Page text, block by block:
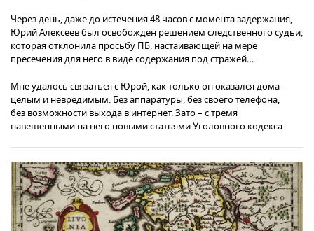
Через день, даже до истечения 48 часов с момента задержания,
Юрий Алексеев был освобожден решением следственного судьи,
которая отклонила просьбу ПБ, настаивающей на мере
пресечения для него в виде содержания под стражей…
Мне удалось связаться с Юрой, как только он оказался дома –
целым и невредимым. Без аппаратуры, без своего телефона,
без возможности выхода в интернет. Зато – с тремя
навешенными на него новыми статьями Уголовного кодекса.